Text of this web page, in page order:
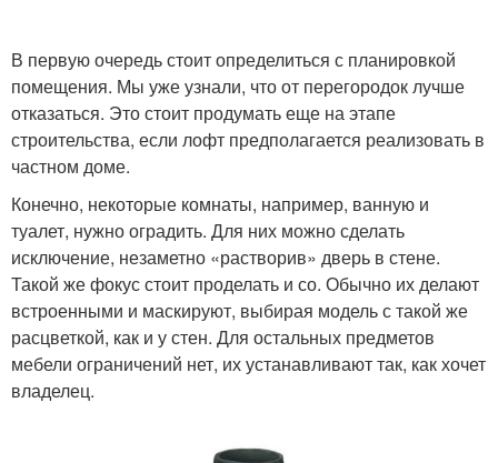
В первую очередь стоит определиться с планировкой
помещения. Мы уже узнали, что от перегородок лучше
отказаться. Это стоит продумать еще на этапе
строительства, если лофт предполагается реализовать в
частном доме.
Конечно, некоторые комнаты, например, ванную и
туалет, нужно оградить. Для них можно сделать
исключение, незаметно «растворив» дверь в стене.
Такой же фокус стоит проделать и со. Обычно их делают
встроенными и маскируют, выбирая модель с такой же
расцветкой, как и у стен. Для остальных предметов
мебели ограничений нет, их устанавливают так, как хочет
владелец.